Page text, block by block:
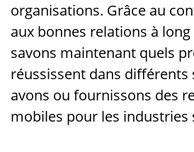
organisations. Grâce au
aux bonnes relations à
savons maintenant quels
réussissent dans différents
avons ou fournissons des
mobiles pour les industries